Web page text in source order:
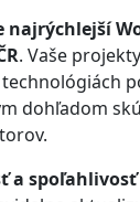
najrýchlejší
. Vaše
dohľadom
a